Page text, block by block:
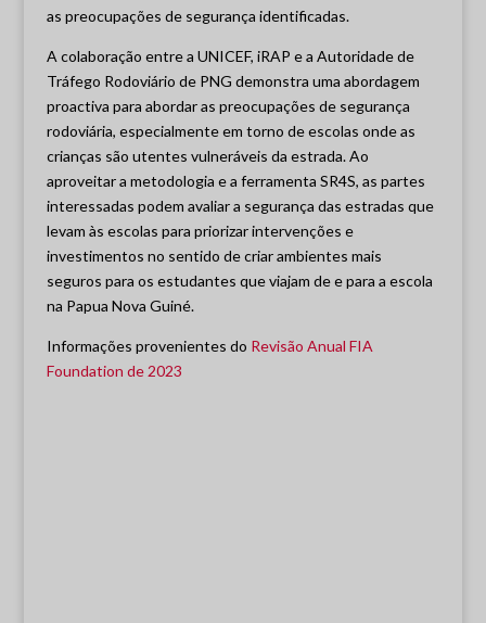
as preocupações de segurança identificadas.
A colaboração entre a UNICEF, iRAP e a Autoridade de
Tráfego Rodoviário de PNG demonstra uma abordagem
proactiva para abordar as preocupações de segurança
rodoviária, especialmente em torno de escolas onde as
crianças são utentes vulneráveis da estrada. Ao
aproveitar a metodologia e a ferramenta SR4S, as partes
interessadas podem avaliar a segurança das estradas que
levam às escolas para priorizar intervenções e
investimentos no sentido de criar ambientes mais
seguros para os estudantes que viajam de e para a escola
na Papua Nova Guiné.
Informações provenientes do Revisão Anual FIA
Foundation de 2023